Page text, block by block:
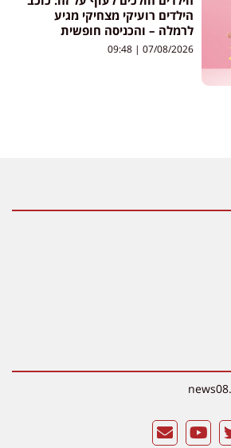
הילדים רועיקי מצחיקי מגיע
לרמלה – והכניסה חופשית
07/08/2026